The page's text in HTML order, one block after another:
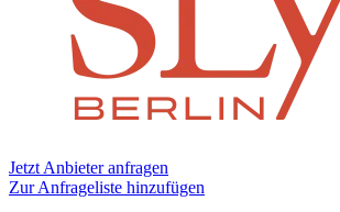
Jetzt Anbieter anfragen
Zur Anfrageliste hinzufügen